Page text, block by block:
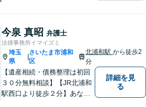
ティング会社での経験から、
会社経営、経理・税務などに
も詳しく、きめ細かく対応致
します。刑事事件にも力を入
れています。
今泉 真昭 弁護士
法律事務所イマイズミ
埼玉
県
|
さいたま市浦和
区
北浦和駅から徒歩2
分
【遺産相続・債務整理は初回
３０分無料相談】【JR北浦和
駅西口より徒歩２分】あなた
詳細を見
る